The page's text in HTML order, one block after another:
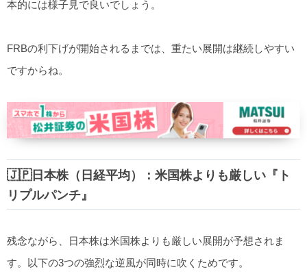
本的には様子見で良いでしょう。
FRBの利下げが開始されるまでは、重たい展開は継続しやすい
ですからね。
🇯🇵日本株（日経平均）：米国株よりも厳しい『ト
リプルパンチ』
残念ながら、日本株は米国株よりも厳しい展開が予想されま
す。以下の3つの強烈な逆風が同時に吹くためです。